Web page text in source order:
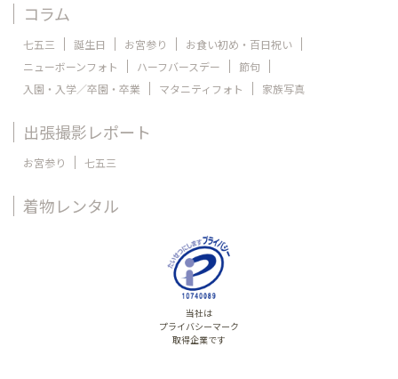
コラム
七五三 誕生日 お宮参り
お食い初め・百日祝い
ニューボーンフォト
ハーフバースデー
節句
入園・入学／卒園・卒業
マタニティフォト 家族写真
出張撮影レポート
お宮参り 七五三
着物レンタル
当社は
プライバシーマーク
取得企業です